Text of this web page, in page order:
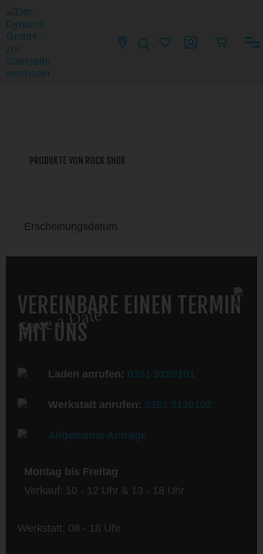
PRODUKTE VON ROCK SHOX
Save a Date
VEREINBARE EINEN TERMIN
MIT UNS
Laden anrufen: 0351 3120101
Werkstatt anrufen: 0351 3120102
Allgemeine Anfrage
Montag bis Freitag
Verkauf: 10 - 12 Uhr & 13 - 18 Uhr
Werkstatt: 08 - 18 Uhr